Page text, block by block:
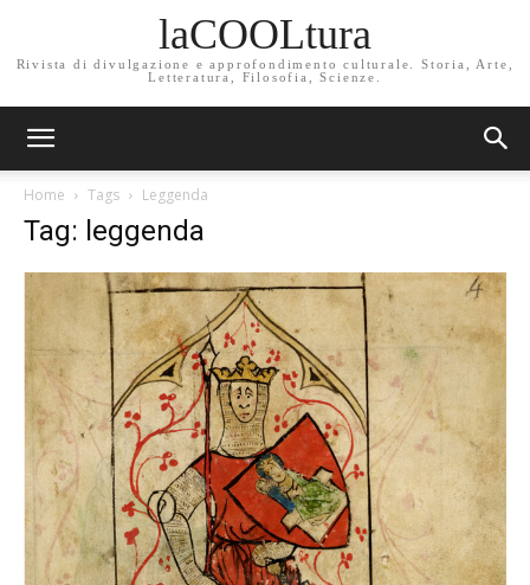
laCOOLtura
Rivista di divulgazione e approfondimento culturale. Storia, Arte,
Letteratura, Filosofia, Scienze.
Home Tags Leggenda
Tag: leggenda